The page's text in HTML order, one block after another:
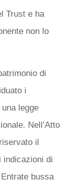
Trust e ha
non lo
di
i
legge
Nell’Atto
il
indicazioni di
bussa